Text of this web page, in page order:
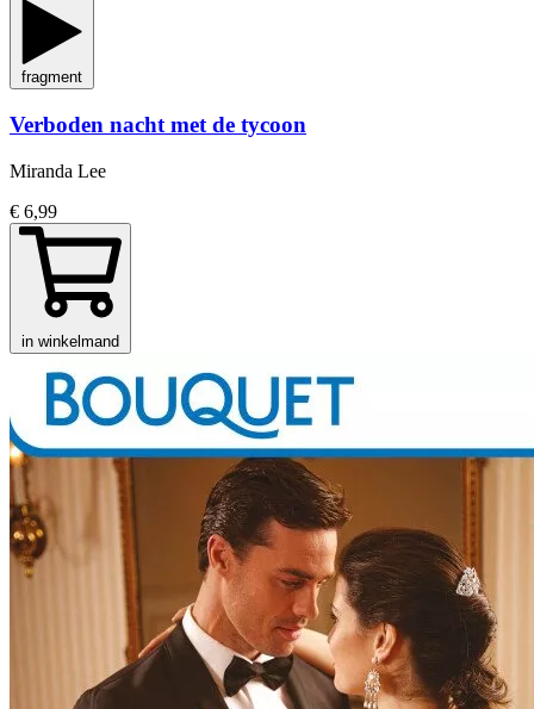
fragment
Verboden nacht met de tycoon
Miranda Lee
€ 6,99
in winkelmand